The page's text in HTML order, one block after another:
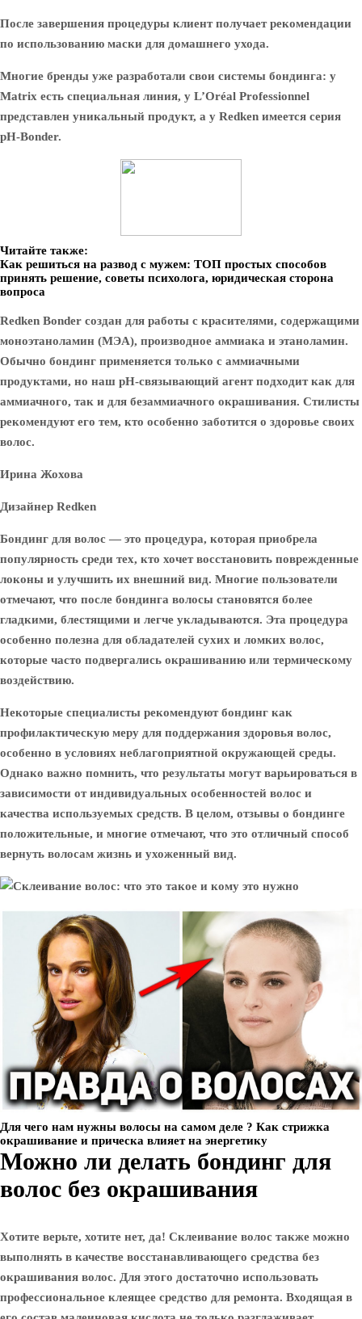
После завершения процедуры клиент получает рекомендации
по использованию маски для домашнего ухода.
Многие бренды уже разработали свои системы бондинга: у
Matrix есть специальная линия, у L’Oréal Professionnel
представлен уникальный продукт, а у Redken имеется серия
pH-Bonder.
Читайте также:
Как решиться на развод с мужем: ТОП простых способов
принять решение, советы психолога, юридическая сторона
вопроса
Redken Bonder создан для работы с красителями, содержащими
моноэтаноламин (МЭА), производное аммиака и этаноламин.
Обычно бондинг применяется только с аммиачными
продуктами, но наш pH-связывающий агент подходит как для
аммиачного, так и для безаммиачного окрашивания. Стилисты
рекомендуют его тем, кто особенно заботится о здоровье своих
волос.
Ирина Жохова
Дизайнер Redken
Бондинг для волос — это процедура, которая приобрела
популярность среди тех, кто хочет восстановить поврежденные
локоны и улучшить их внешний вид. Многие пользователи
отмечают, что после бондинга волосы становятся более
гладкими, блестящими и легче укладываются. Эта процедура
особенно полезна для обладателей сухих и ломких волос,
которые часто подвергались окрашиванию или термическому
воздействию.
Некоторые специалисты рекомендуют бондинг как
профилактическую меру для поддержания здоровья волос,
особенно в условиях неблагоприятной окружающей среды.
Однако важно помнить, что результаты могут варьироваться в
зависимости от индивидуальных особенностей волос и
качества используемых средств. В целом, отзывы о бондинге
положительные, и многие отмечают, что это отличный способ
вернуть волосам жизнь и ухоженный вид.
Для чего нам нужны волосы на самом деле ? Как стрижка
окрашивание и прическа влияет на энергетику
Можно ли делать бондинг для
волос без окрашивания
Хотите верьте, хотите нет, да! Склеивание волос также можно
выполнять в качестве восстанавливающего средства без
окрашивания волос. Для этого достаточно использовать
профессиональное клеящее средство для ремонта. Входящая в